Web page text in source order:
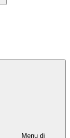
Menu di